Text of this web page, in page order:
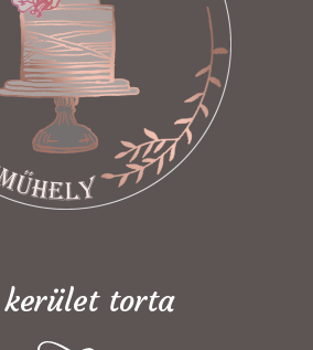
kerület torta